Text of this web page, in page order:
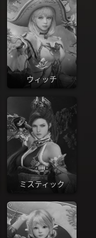
ウィッチ
ミスティック